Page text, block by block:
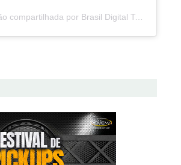
Uma publicação compartilhada por Brasil Digital Telecom (@brasildigitaltelecom)